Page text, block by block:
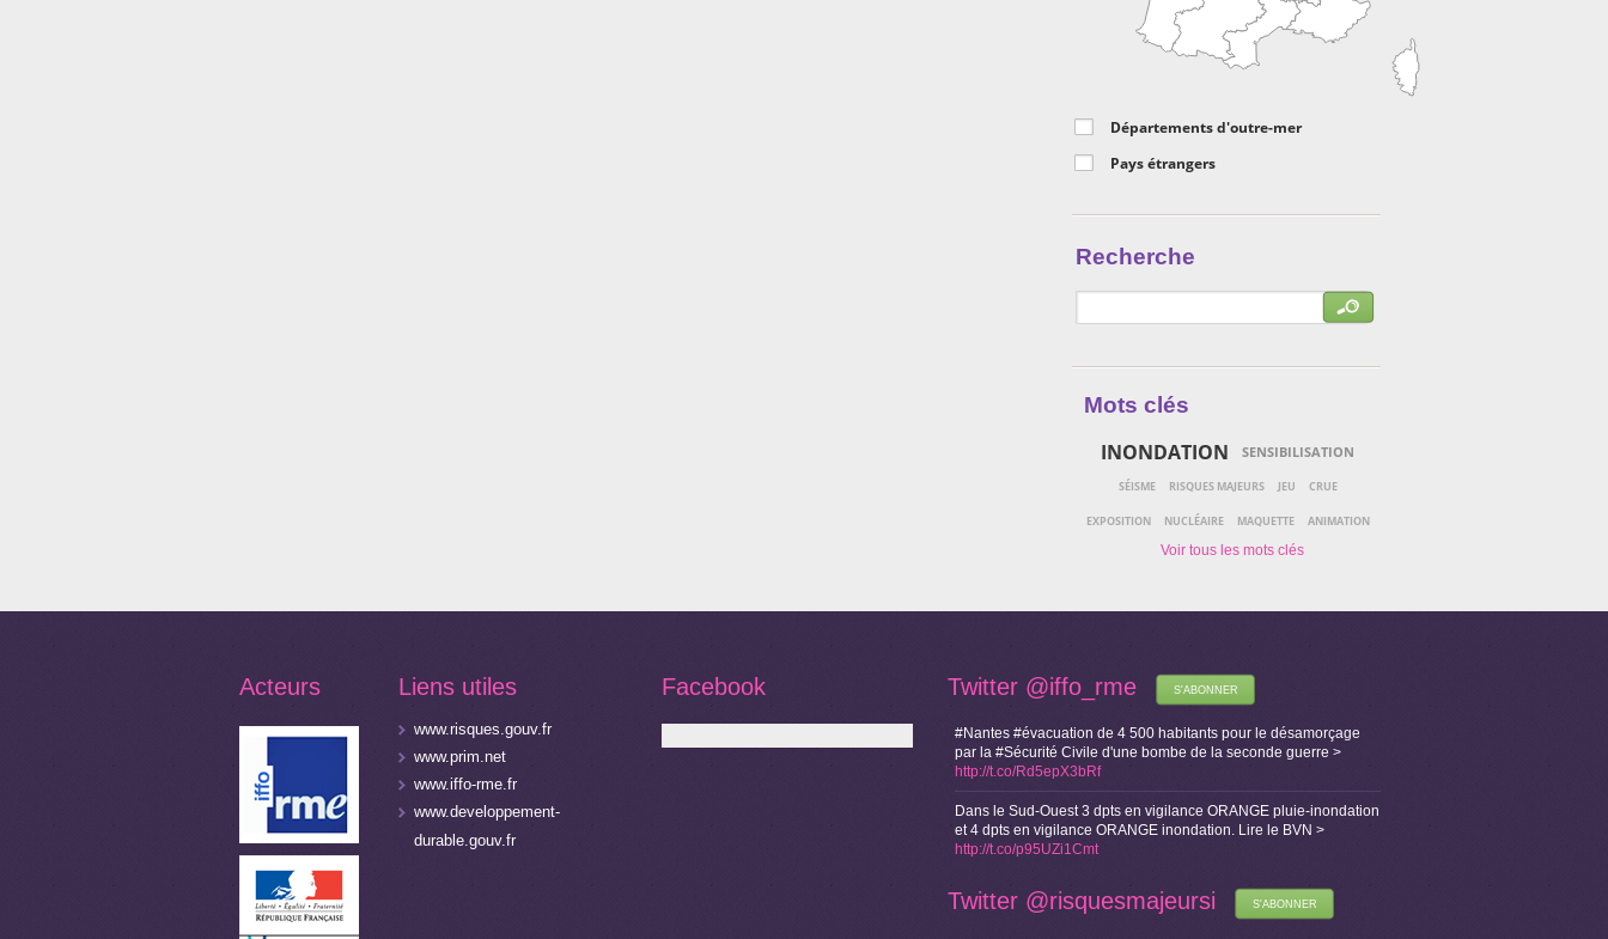
Départements d'outre-mer
Pays étrangers
Recherche
Mots clés
INONDATION SENSIBILISATION
SÉISME RISQUES MAJEURS JEU CRUE
EXPOSITION NUCLÉAIRE MAQUETTE ANIMATION
Acteurs Liens utiles
www.risques.gouv.fr
www.prim.net
www.iffo-rme.fr
www.developpement-
durable.gouv.fr
Facebook Twitter @iffo_rme S'ABONNER
#Nantes #évacuation de 4 500 habitants pour le désamorçage
par la #Sécurité Civile d'une bombe de la seconde guerre >
http://t.co/Rd5epX3bRf
Dans le Sud-Ouest 3 dpts en vigilance ORANGE pluie-inondation
et 4 dpts en vigilance ORANGE inondation. Lire le BVN >
http://t.co/p95UZi1Cmt
Twitter @risquesmajeursi S'ABONNER